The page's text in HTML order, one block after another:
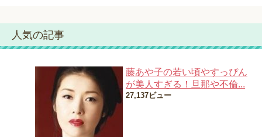
人気の記事
藤あや子の若い頃やすっぴん
が美人すぎる！旦那や不倫...
27,137ビュー